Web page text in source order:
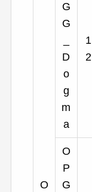
O
G
G
D
o
g
m
a
1
2
O
P
G